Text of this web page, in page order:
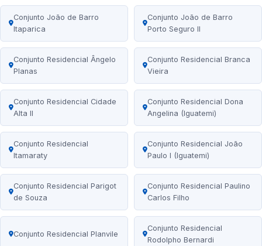
Conjunto João de Barro
Itaparica
Conjunto João de Barro
Porto Seguro II
Conjunto Residencial Ângelo
Planas
Conjunto Residencial Branca
Vieira
Conjunto Residencial Cidade
Alta II
Conjunto Residencial Dona
Angelina (Iguatemi)
Conjunto Residencial
Itamaraty
Conjunto Residencial João
Paulo I (Iguatemi)
Conjunto Residencial Parigot
de Souza
Conjunto Residencial Paulino
Carlos Filho
Conjunto Residencial Planvile
Conjunto Residencial
Rodolpho Bernardi